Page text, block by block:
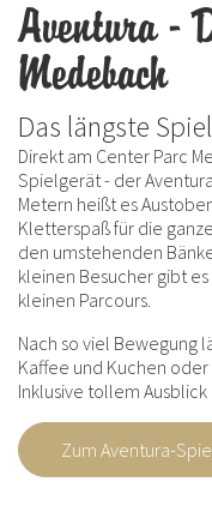
Aventura -
Medebach
Das längste
Direkt am Center Parc
Spielgerät - der
Metern heißt es
Kletterspaß für die
den umstehenden
kleinen Besucher gibt
kleinen Parcours.
Nach so viel Bewegung
Kaffee und Kuchen
Inklusive tollem
Zum Aventura-